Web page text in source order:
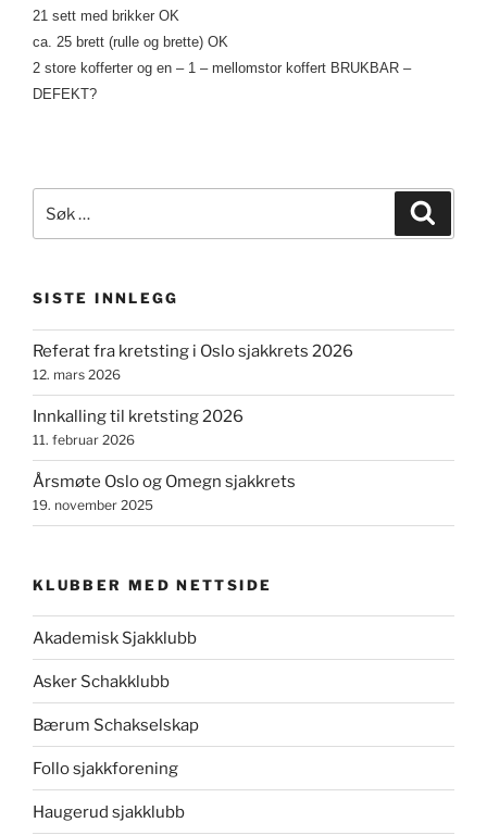
21 sett med brikker OK
ca. 25 brett (rulle og brette) OK
2 store kofferter og en – 1 – mellomstor koffert BRUKBAR –
DEFEKT?
etter:
SISTE INNLEGG
Referat fra kretsting i Oslo sjakkrets 2026
12. mars 2026
Innkalling til kretsting 2026
11. februar 2026
Årsmøte Oslo og Omegn sjakkrets
19. november 2025
KLUBBER MED NETTSIDE
Akademisk Sjakklubb
Asker Schakklubb
Bærum Schakselskap
Follo sjakkforening
Haugerud sjakklubb